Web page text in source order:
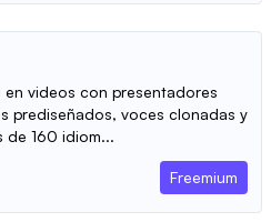
videos con presentadores
prediseñados, voces clonadas y
de 160 idiom...
Freemium